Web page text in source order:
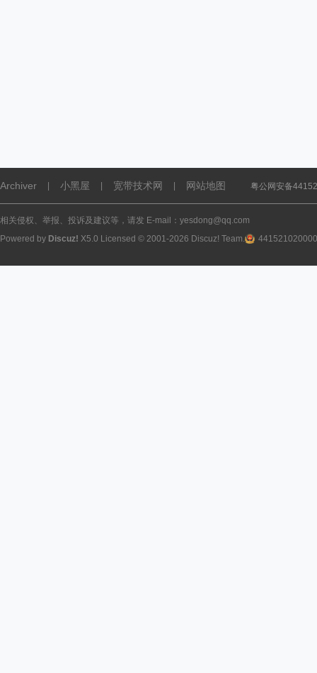
Archiver 小黑屋 宽带技术网 网站地图 粤公网安备
相关侵权、举报、投诉及建议等，请发 E-mail：yesdong@qq.com
Powered by Discuz! X5.0 Licensed © 2001-2026 Discuz! Team.